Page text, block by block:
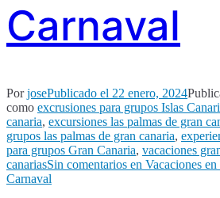
Carnaval
PorjosePublicado el 22 enero, 2024
como excrusiones para grupos Islas
canaria, excursiones las palmas de gran
grupos las palmas de gran canaria,
para grupos Gran Canaria, vacaciones
canariasSin comentarios en Vacaciones
Carnaval